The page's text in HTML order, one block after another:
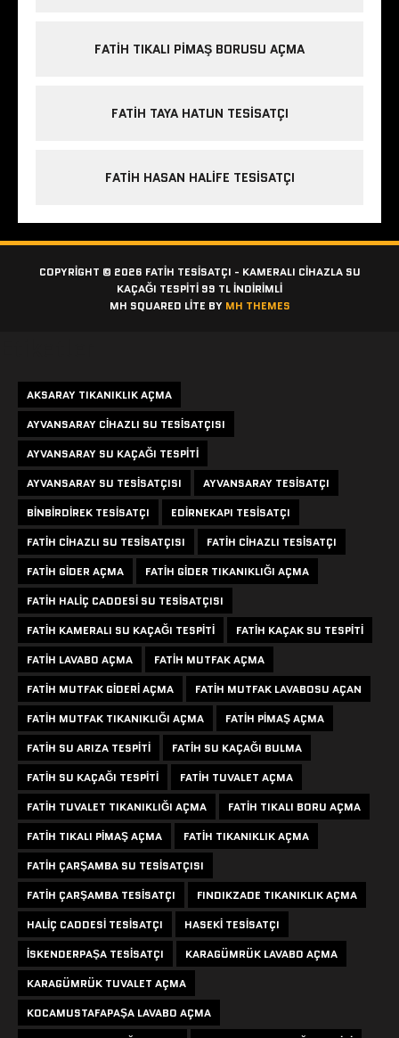
FATIH TIKALI PIMAŞ BORUSU AÇMA
FATIH TAYA HATUN TESISATÇI
FATIH HASAN HALIFE TESISATÇI
COPYRIGHT © 2026 FATIH TESISATÇI - KAMERALI CIHAZLA SU
KAÇAĞI TESPITI 99 TL İNDİRİMLİ
MH SQUARED LITE BY MH THEMES
AKSARAY TIKANIKLIK AÇMA
AYVANSARAY CIHAZLI SU TESISATÇISI
AYVANSARAY SU KAÇAĞI TESPITI
AYVANSARAY SU TESISATÇISI
AYVANSARAY TESISATÇI
BINBIRDIREK TESISATÇI
EDIRNEKAPI TESISATÇI
FATIH CIHAZLI SU TESISATÇISI
FATIH CIHAZLI TESISATÇI
FATIH GIDER AÇMA
FATIH GIDER TIKANIKLIĞI AÇMA
FATIH HALIÇ CADDESI SU TESISATÇISI
FATIH KAMERALI SU KAÇAĞI TESPITI
FATIH KAÇAK SU TESPITI
FATIH LAVABO AÇMA
FATIH MUTFAK AÇMA
FATIH MUTFAK GIDERI AÇMA
FATIH MUTFAK LAVABOSU AÇAN
FATIH MUTFAK TIKANIKLIĞI AÇMA
FATIH PIMAŞ AÇMA
FATIH SU ARIZA TESPITI
FATIH SU KAÇAĞI BULMA
FATIH SU KAÇAĞI TESPITI
FATIH TUVALET AÇMA
FATIH TUVALET TIKANIKLIĞI AÇMA
FATIH TIKALI BORU AÇMA
FATIH TIKALI PIMAŞ AÇMA
FATIH TIKANIKLIK AÇMA
FATIH ÇARŞAMBA SU TESISATÇISI
FATIH ÇARŞAMBA TESISATÇI
FINDIKZADE TIKANIKLIK AÇMA
HALIÇ CADDESI TESISATÇI
HASEKI TESISATÇI
ISKENDERPAŞA TESISATÇI
KARAGÜMRÜK LAVABO AÇMA
KARAGÜMRÜK TUVALET AÇMA
KOCAMUSTAFAPAŞA LAVABO AÇMA